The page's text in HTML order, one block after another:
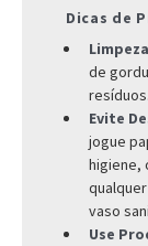
Dicas de
de
resíduos.
Evite
jogue
higiene,
vaso
Use